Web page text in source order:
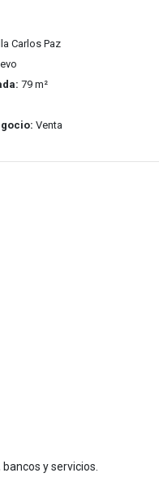
Carlos Paz
79 m²
Venta
y servicios.